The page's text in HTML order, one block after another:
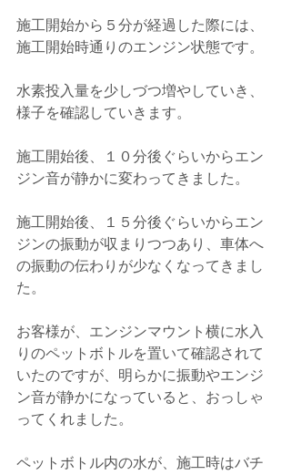
施工開始から５分が経過した際には、
施工開始時通りのエンジン状態です。
水素投入量を少しづつ増やしていき、
様子を確認していきます。
施工開始後、１０分後ぐらいからエン
ジン音が静かに変わってきました。
施工開始後、１５分後ぐらいからエン
ジンの振動が収まりつつあり、車体へ
の振動の伝わりが少なくなってきまし
た。
お客様が、エンジンマウント横に水入
りのペットボトルを置いて確認されて
いたのですが、明らかに振動やエンジ
ン音が静かになっていると、おっしゃ
ってくれました。
ペットボトル内の水が、施工時はバチ